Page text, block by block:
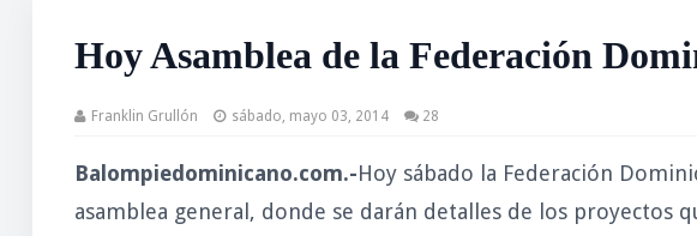
Hoy Asamblea de la Federación
Franklin Grullón sábado, mayo 03, 2014 28
Balompiedominicano.com.-Hoy sábado la Federación
asamblea general, donde se darán detalles de los proyectos